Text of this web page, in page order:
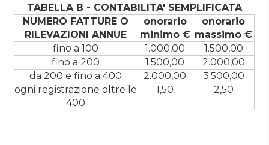
TABELLA B - CONTABILITA' SEMPLIFICATA
NUMERO FATTURE O
RILEVAZIONI ANNUE
onorario
minimo €
onorario
massimo €
fino a 100
1.000,00
1.500,00
fino a 200
1.500,00
2.000,00
da 200 e fino a 400
2.000,00
3.500,00
ogni registrazione oltre le
400
1,50 2,50